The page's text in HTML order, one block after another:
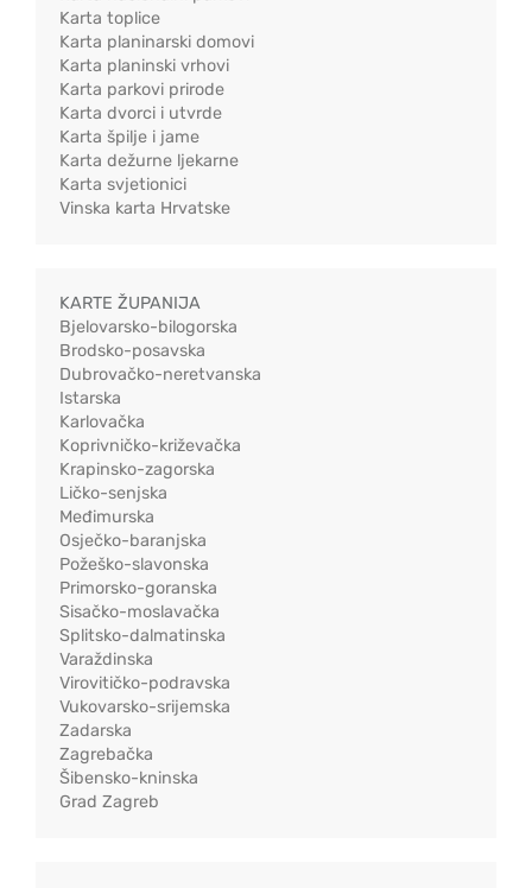
Karta toplice
Karta planinarski domovi
Karta planinski vrhovi
Karta parkovi prirode
Karta dvorci i utvrde
Karta špilje i jame
Karta dežurne ljekarne
Karta svjetionici
Vinska karta Hrvatske
KARTE ŽUPANIJA
Bjelovarsko-bilogorska
Brodsko-posavska
Dubrovačko-neretvanska
Istarska
Karlovačka
Koprivničko-križevačka
Krapinsko-zagorska
Ličko-senjska
Međimurska
Osječko-baranjska
Požeško-slavonska
Primorsko-goranska
Sisačko-moslavačka
Splitsko-dalmatinska
Varaždinska
Virovitičko-podravska
Vukovarsko-srijemska
Zadarska
Zagrebačka
Šibensko-kninska
Grad Zagreb